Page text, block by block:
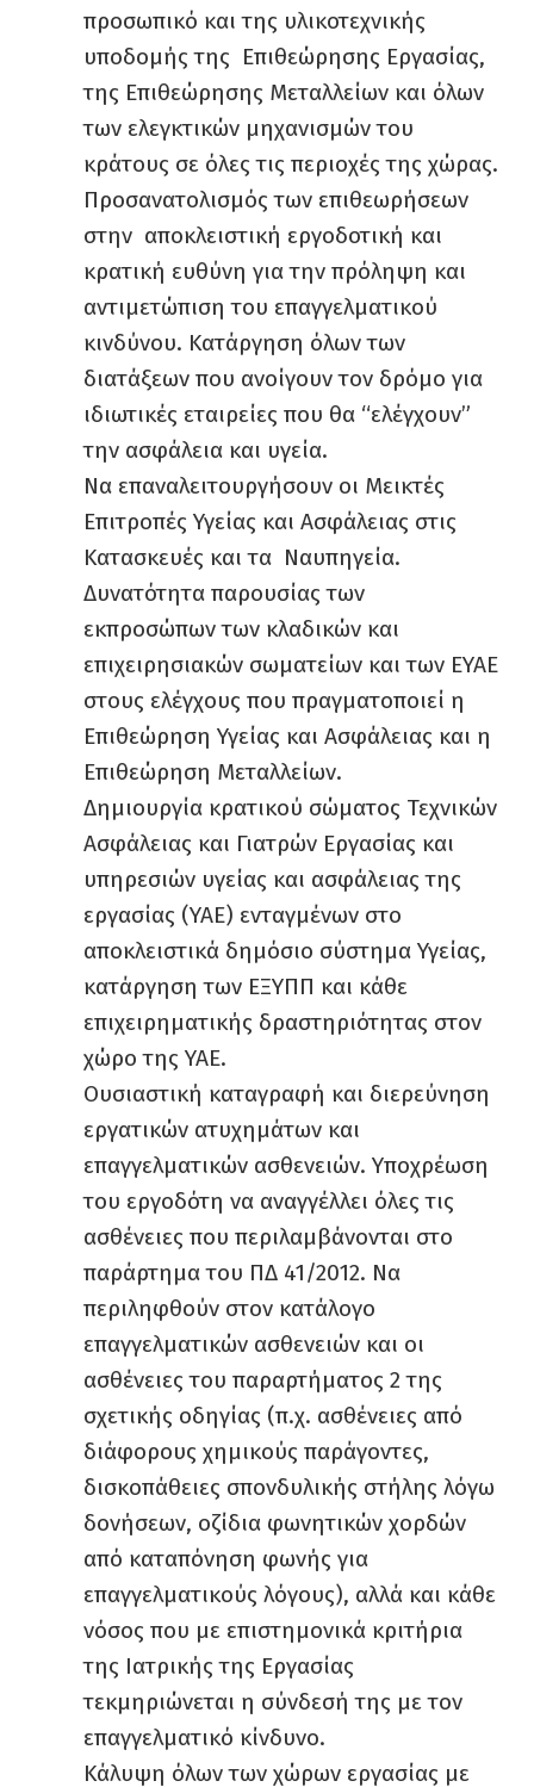
προσωπικό και της υλικοτεχνικής
υποδομής της Επιθεώρησης Εργασίας,
της Επιθεώρησης Μεταλλείων και όλων
των ελεγκτικών μηχανισμών του
κράτους σε όλες τις περιοχές της χώρας.
Προσανατολισμός των επιθεωρήσεων
στην αποκλειστική εργοδοτική και
κρατική ευθύνη για την πρόληψη και
αντιμετώπιση του επαγγελματικού
κινδύνου. Κατάργηση όλων των
διατάξεων που ανοίγουν τον δρόμο για
ιδιωτικές εταιρείες που θα “ελέγχουν”
την ασφάλεια και υγεία.
Να επαναλειτουργήσουν οι Μεικτές
Επιτροπές Υγείας και Ασφάλειας στις
Κατασκευές και τα Ναυπηγεία.
Δυνατότητα παρουσίας των
εκπροσώπων των κλαδικών και
επιχειρησιακών σωματείων και των ΕΥΑΕ
στους ελέγχους που πραγματοποιεί η
Επιθεώρηση Υγείας και Ασφάλειας και η
Επιθεώρηση Μεταλλείων.
Δημιουργία κρατικού σώματος Τεχνικών
Ασφάλειας και Γιατρών Εργασίας και
υπηρεσιών υγείας και ασφάλειας της
εργασίας (ΥΑΕ) ενταγμένων στο
αποκλειστικά δημόσιο σύστημα Υγείας,
κατάργηση των ΕΞΥΠΠ και κάθε
επιχειρηματικής δραστηριότητας στον
χώρο της ΥΑΕ.
Ουσιαστική καταγραφή και διερεύνηση
εργατικών ατυχημάτων και
επαγγελματικών ασθενειών. Υποχρέωση
του εργοδότη να αναγγέλλει όλες τις
ασθένειες που περιλαμβάνονται στο
παράρτημα του ΠΔ 41/2012. Να
περιληφθούν στον κατάλογο
επαγγελματικών ασθενειών και οι
ασθένειες του παραρτήματος 2 της
σχετικής οδηγίας (π.χ. ασθένειες από
διάφορους χημικούς παράγοντες,
δισκοπάθειες σπονδυλικής στήλης λόγω
δονήσεων, οζίδια φωνητικών χορδών
από καταπόνηση φωνής για
επαγγελµατικούς λόγους), αλλά και κάθε
νόσος που με επιστημονικά κριτήρια
της Ιατρικής της Εργασίας
τεκμηριώνεται η σύνδεσή της με τον
επαγγελματικό κίνδυνο.
Κάλυψη όλων των χώρων εργασίας με